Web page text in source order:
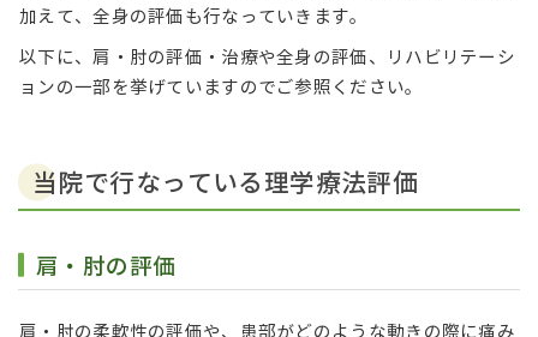
加えて、全身の評価も行なっていきます。
以下に、肩・肘の評価・治療や全身の評価、リハビリテーシ
ョンの一部を挙げていますのでご参照ください。
当院で行なっている理学療法評価
肩・肘の評価
肩・肘の柔軟性の評価や、患部がどのような動きの際に痛み